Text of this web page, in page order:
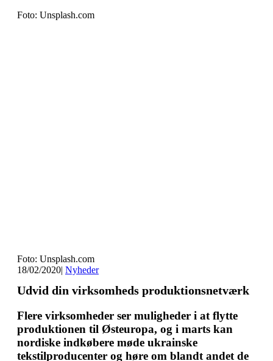
Foto: Unsplash.com
Foto: Unsplash.com
18/02/2020| Nyheder
Udvid din virksomheds produktionsnetværk
Flere virksomheder ser muligheder i at flytte
produktionen til Østeuropa, og i marts kan
nordiske indkøbere møde ukrainske
tekstilproducenter og høre om blandt andet de